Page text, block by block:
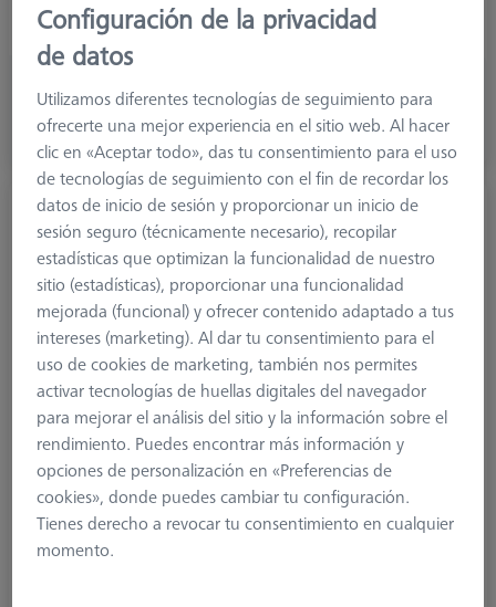
Weight
4,0 g
11,30 €
más el IVA
Disponible
Adaptador para disco de bola, M5
626105-6271-001
Configuración de la privacidad
de datos
Utilizamos diferentes tecnologías de seguimiento para
ofrecerte una mejor experiencia en el sitio web. Al hacer
clic en «Aceptar todo», das tu consentimiento para el uso
de tecnologías de seguimiento con el fin de recordar los
datos de inicio de sesión y proporcionar un inicio de
sesión seguro (técnicamente necesario), recopilar
estadísticas que optimizan la funcionalidad de nuestro
sitio (estadísticas), proporcionar una funcionalidad
mejorada (funcional) y ofrecer contenido adaptado a tus
intereses (marketing). Al dar tu consentimiento para el
uso de cookies de marketing, también nos permites
activar tecnologías de huellas digitales del navegador
para mejorar el análisis del sitio y la información sobre el
rendimiento. Puedes encontrar más información y
opciones de personalización en «Preferencias de
cookies», donde puedes cambiar tu configuración.
Tienes derecho a revocar tu consentimiento en cualquier
momento.